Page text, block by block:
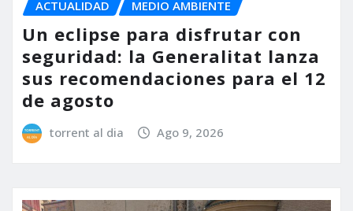
ACTUALIDAD MEDIO AMBIENTE
Un eclipse para disfrutar con
seguridad: la Generalitat lanza
sus recomendaciones para el 12
de agosto
torrent al dia Ago 9, 2026